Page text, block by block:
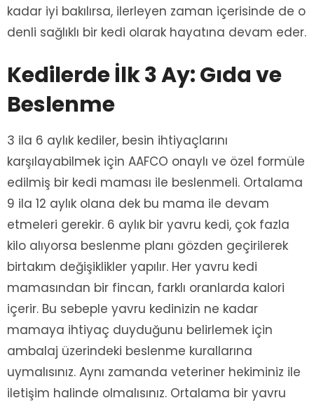
kadar iyi bakılırsa, ilerleyen zaman içerisinde de o
denli sağlıklı bir kedi olarak hayatına devam eder.
Kedilerde İlk 3 Ay: Gıda ve
Beslenme
3 ila 6 aylık kediler, besin ihtiyaçlarını
karşılayabilmek için AAFCO onaylı ve özel formüle
edilmiş bir kedi maması ile beslenmeli. Ortalama
9 ila 12 aylık olana dek bu mama ile devam
etmeleri gerekir. 6 aylık bir yavru kedi, çok fazla
kilo alıyorsa beslenme planı gözden geçirilerek
birtakım değişiklikler yapılır. Her yavru kedi
mamasından bir fincan, farklı oranlarda kalori
içerir. Bu sebeple yavru kedinizin ne kadar
mamaya ihtiyaç duyduğunu belirlemek için
ambalaj üzerindeki beslenme kurallarına
uymalısınız. Aynı zamanda veteriner hekiminiz ile
iletişim halinde olmalısınız. Ortalama bir yavru